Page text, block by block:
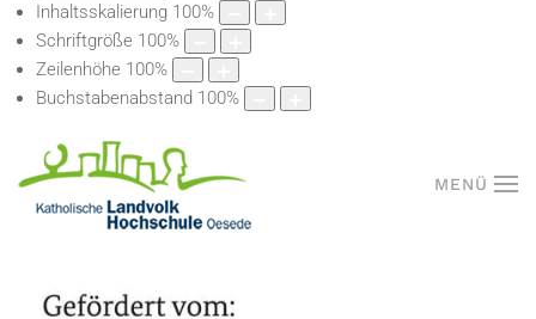
Inhaltsskalierung 100%
Schriftgröße 100%
Zeilenhöhe 100%
Buchstabenabstand 100%
MENÜ